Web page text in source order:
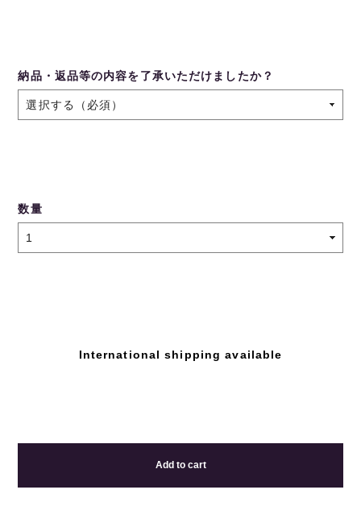
納品・返品等の内容を了承いただけましたか？
数量
International shipping available
Add to cart